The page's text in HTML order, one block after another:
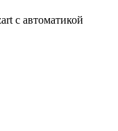
с автоматикой